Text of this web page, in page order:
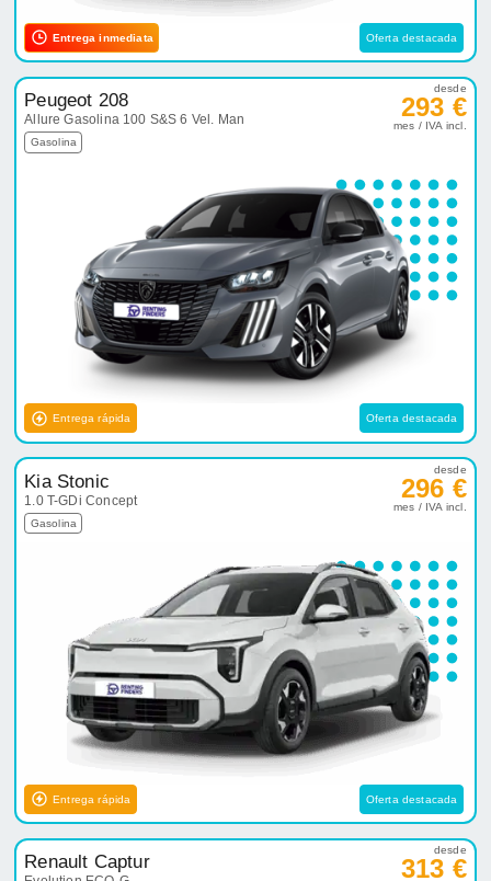
Entrega inmediata Oferta destacada
Peugeot 208
Allure Gasolina 100 S&S 6 Vel. Man
Gasolina
desde
293 €
mes / IVA incl.
Entrega rápida Oferta destacada
Kia Stonic
1.0 T-GDi Concept
Gasolina
desde
296 €
mes / IVA incl.
Entrega rápida Oferta destacada
Renault Captur
desde
313 €